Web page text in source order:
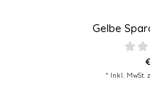
Gelbe
* Inkl. MwSt.